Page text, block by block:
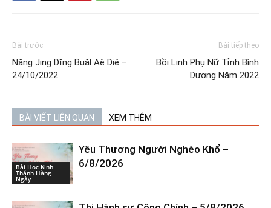
Bài trước
Năng Jing Dĭng Buăl Aê Diê –
24/10/2022
Bài tiếp theo
Bồi Linh Phụ Nữ Tỉnh Bình
Dương Năm 2022
BÀI VIẾT LIÊN QUAN XEM THÊM
Bài Học Kinh
Thánh Hàng
Ngày
Yêu Thương Người Nghèo Khổ –
6/8/2026